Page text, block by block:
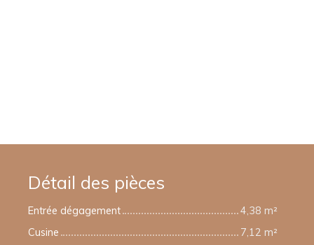
Détail des pièces
Entrée dégagement
4,38 m²
Cusine
7,12 m²